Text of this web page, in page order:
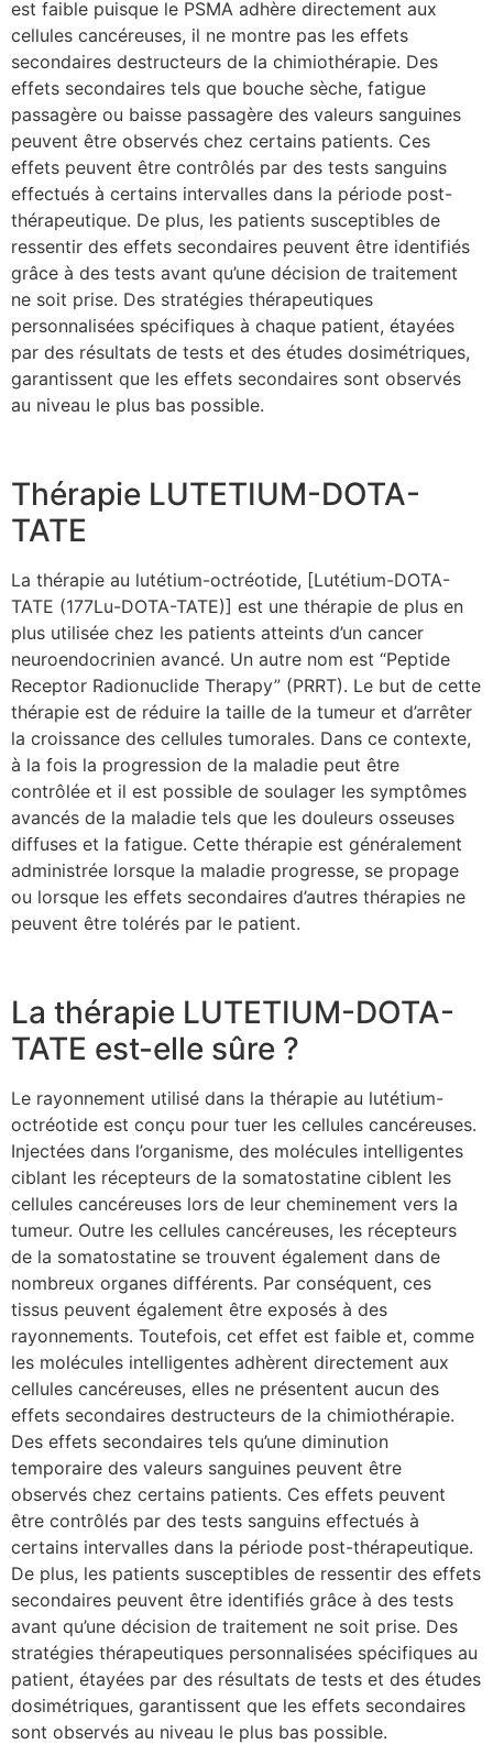
est faible puisque le PSMA adhère directement aux
cellules cancéreuses, il ne montre pas les effets
secondaires destructeurs de la chimiothérapie. Des
effets secondaires tels que bouche sèche, fatigue
passagère ou baisse passagère des valeurs sanguines
peuvent être observés chez certains patients. Ces
effets peuvent être contrôlés par des tests sanguins
effectués à certains intervalles dans la période post-
thérapeutique. De plus, les patients susceptibles de
ressentir des effets secondaires peuvent être identifiés
grâce à des tests avant qu’une décision de traitement
ne soit prise. Des stratégies thérapeutiques
personnalisées spécifiques à chaque patient, étayées
par des résultats de tests et des études dosimétriques,
garantissent que les effets secondaires sont observés
au niveau le plus bas possible.
Thérapie LUTETIUM-DOTA-
TATE
La thérapie au lutétium-octréotide, [Lutétium-DOTA-
TATE (177Lu-DOTA-TATE)] est une thérapie de plus en
plus utilisée chez les patients atteints d’un cancer
neuroendocrinien avancé. Un autre nom est “Peptide
Receptor Radionuclide Therapy” (PRRT). Le but de cette
thérapie est de réduire la taille de la tumeur et d’arrêter
la croissance des cellules tumorales. Dans ce contexte,
à la fois la progression de la maladie peut être
contrôlée et il est possible de soulager les symptômes
avancés de la maladie tels que les douleurs osseuses
diffuses et la fatigue. Cette thérapie est généralement
administrée lorsque la maladie progresse, se propage
ou lorsque les effets secondaires d’autres thérapies ne
peuvent être tolérés par le patient.
La thérapie LUTETIUM-DOTA-
TATE est-elle sûre ?
Le rayonnement utilisé dans la thérapie au lutétium-
octréotide est conçu pour tuer les cellules cancéreuses.
Injectées dans l’organisme, des molécules intelligentes
ciblant les récepteurs de la somatostatine ciblent les
cellules cancéreuses lors de leur cheminement vers la
tumeur. Outre les cellules cancéreuses, les récepteurs
de la somatostatine se trouvent également dans de
nombreux organes différents. Par conséquent, ces
tissus peuvent également être exposés à des
rayonnements. Toutefois, cet effet est faible et, comme
les molécules intelligentes adhèrent directement aux
cellules cancéreuses, elles ne présentent aucun des
effets secondaires destructeurs de la chimiothérapie.
Des effets secondaires tels qu’une diminution
temporaire des valeurs sanguines peuvent être
observés chez certains patients. Ces effets peuvent
être contrôlés par des tests sanguins effectués à
certains intervalles dans la période post-thérapeutique.
De plus, les patients susceptibles de ressentir des effets
secondaires peuvent être identifiés grâce à des tests
avant qu’une décision de traitement ne soit prise. Des
stratégies thérapeutiques personnalisées spécifiques au
patient, étayées par des résultats de tests et des études
dosimétriques, garantissent que les effets secondaires
sont observés au niveau le plus bas possible.